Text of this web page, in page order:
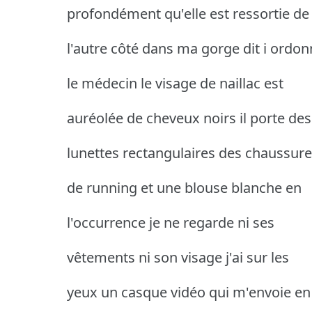
profondément qu'elle est ressortie de
l'autre côté dans ma gorge dit i
le médecin le visage de naillac est
auréolée de cheveux noirs il porte des
lunettes rectangulaires des
de running et une blouse blanche en
l'occurrence je ne regarde ni ses
vêtements ni son visage j'ai sur les
yeux un casque vidéo qui m'envoie en